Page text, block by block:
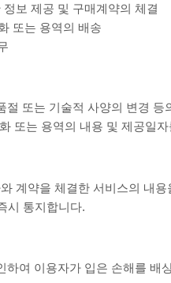
보 제공 및 구매계약의 체결
또는 용역의 배송
절 또는 기술적 사양의 변경
또는 용역의 내용 및 제공일
계약을 체결한 서비스의 내
시 통지합니다.
하여 이용자가 입은 손해를 배